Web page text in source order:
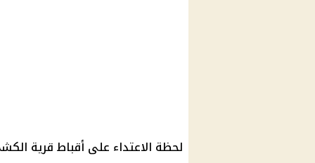
لحظة الاعتداء على أقباط قرية